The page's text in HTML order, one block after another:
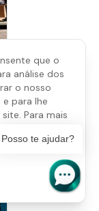
que o
análise dos
o nosso
para lhe
Para mais
abra as
Posso te ajudar?